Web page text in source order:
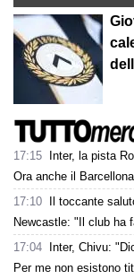
17:15
Inter, la pista
Ora anche il
17:10
Il toccante
Newcastle: "Il club ha
17:04
Inter, Chivu:
Per me non esistono